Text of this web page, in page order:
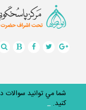
كنيد. _